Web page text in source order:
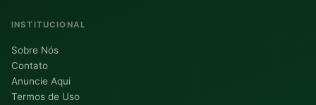
INSTITUCIONAL
Sobre Nós
Contato
Anuncie Aqui
Termos de Uso